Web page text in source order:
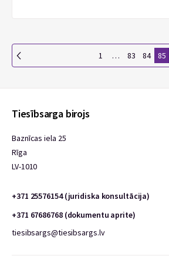
1 … 83 84 85
Tiesībsarga birojs
Baznīcas iela 25
Rīga
LV-1010
+371 25576154 (juridiska konsultācija)
+371 67686768 (dokumentu aprite)
tiesibsargs@tiesibsargs.lv